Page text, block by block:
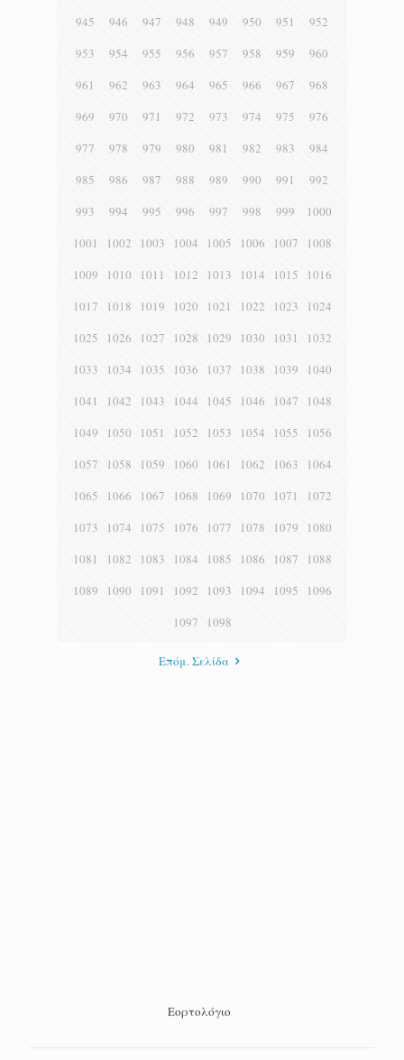
945
946 947 948 949 950 951
952
953
954 955 956 957 958 959
960
961
962 963 964 965 966 967
968
969
970 971 972 973 974 975
976
977
978 979 980 981 982 983
984
985
986 987 988 989 990 991
992
993
994 995 996 997 998 999
1000
1001
1002 1003 1004 1005 1006 1007
1008
1009
1010 1011 1012 1013 1014 1015
1016
1017
1018 1019 1020 1021 1022 1023
1024
1025
1026 1027 1028 1029 1030 1031
1032
1033
1034 1035 1036 1037 1038 1039
1040
1041
1042 1043 1044 1045 1046 1047
1048
1049
1050 1051 1052 1053 1054 1055
1056
1057
1058 1059 1060 1061 1062 1063
1064
1065
1066 1067 1068 1069 1070 1071
1072
1073
1074 1075 1076 1077 1078 1079
1080
1081
1082 1083 1084 1085 1086 1087
1088
1089
1090 1091 1092 1093 1094 1095
1096
1097
1098
Επόμ. Σελίδα
Εορτολόγιο